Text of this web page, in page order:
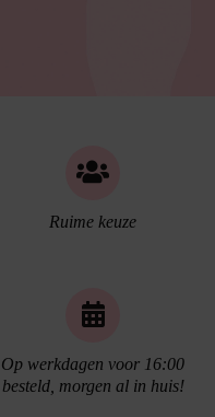
Ruime keuze
Op werkdagen voor 16:00
besteld, morgen al in huis!